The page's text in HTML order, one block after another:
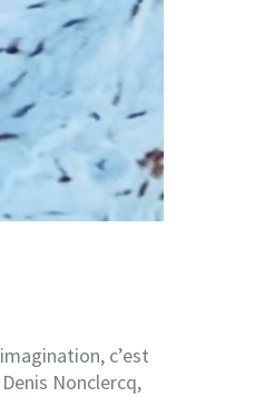
c’est
Nonclercq,